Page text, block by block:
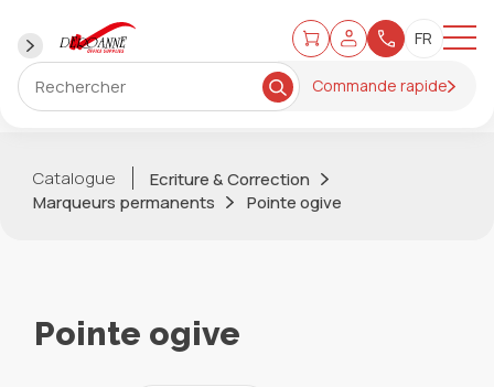
Commande rapide
Catalogue
Ecriture & Correction
Marqueurs permanents
Pointe ogive
Pointe ogive